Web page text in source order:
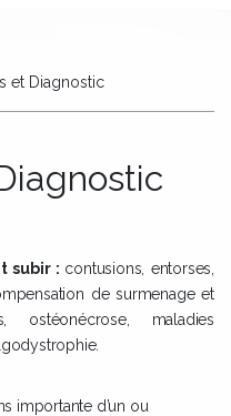
et Diagnostic
subir : contusions, entorses,
de surmenage et
ostéonécrose, maladies
importante d’un ou